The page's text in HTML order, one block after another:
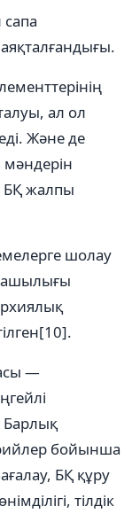
сапа
ал ол
Және де
мәндерін
БҚ жалпы
шолау
—
бойынша
БҚ құру
тілдік